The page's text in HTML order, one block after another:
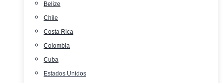
Belize
Chile
Costa Rica
Colombia
Cuba
Estados Unidos